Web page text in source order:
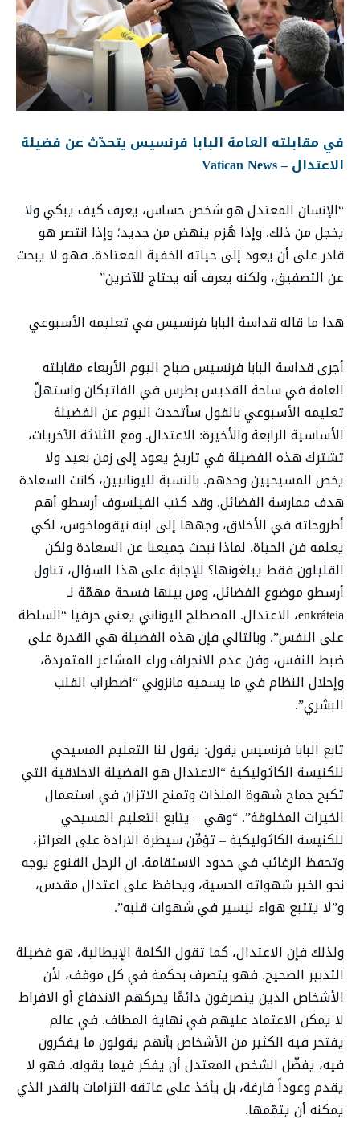
في مقابلته العامة البابا فرنسيس يتحدّث عن فضيلة
الاعتدال – Vatican News
“الإنسان المعتدل هو شخص حساس، يعرف كيف يبكي ولا
يخجل من ذلك. وإذا هُزم ينهض من جديد؛ وإذا انتصر هو
قادر على أن يعود إلى حياته الخفية المعتادة. فهو لا يبحث
عن التصفيق، ولكنه يعرف أنه يحتاج للآخرين”
هذا ما قاله قداسة البابا فرنسيس في تعليمه الأسبوعي
أجرى قداسة البابا فرنسيس صباح اليوم الأربعاء مقابلته
العامة في ساحة القديس بطرس في الفاتيكان واستهلّ
تعليمه الأسبوعي بالقول سأتحدث اليوم عن الفضيلة
الأساسية الرابعة والأخيرة: الاعتدال. ومع الثلاثة الآخريات،
تشترك هذه الفضيلة في تاريخ يعود إلى زمن بعيد ولا
يخص المسيحيين وحدهم. بالنسبة لليونانيين، كانت السعادة
هدف ممارسة الفضائل. وقد كتب الفيلسوف أرسطو أهم
أطروحاته في الأخلاق، وجهها إلى ابنه نيقوماخوس، لكي
يعلمه فن الحياة. لماذا نبحث جميعنا عن السعادة ولكن
القليلون فقط يبلغونها؟ للإجابة على هذا السؤال، تناول
أرسطو موضوع الفضائل، ومن بينها فسحة مهمّة لـ
enkráteia، الاعتدال. المصطلح اليوناني يعني حرفيا “السلطة
على النفس”. وبالتالي فإن هذه الفضيلة هي القدرة على
ضبط النفس، وفن عدم الانجراف وراء المشاعر المتمردة،
وإحلال النظام في ما يسميه مانزوني “اضطراب القلب
البشري”.
تابع البابا فرنسيس يقول: يقول لنا التعليم المسيحي
للكنيسة الكاثوليكية “الاعتدال هو الفضيلة الاخلاقية التي
تكبح جماح شهوة الملذات وتمنح الاتزان في استعمال
الخيرات المخلوقة”. “وهي – يتابع التعليم المسيحي
للكنيسة الكاثوليكية – تؤمِّن سيطرة الارادة على الغرائز،
وتحفظ الرغائب في حدود الاستقامة. ان الرجل القنوع يوجه
نحو الخير شهواته الحسية، ويحافظ على اعتدال مقدس،
و”لا يتتبع هواء ليسير في شهوات قلبه”.
ولذلك فإن الاعتدال، كما تقول الكلمة الإيطالية، هو فضيلة
التدبير الصحيح. فهو يتصرف بحكمة في كل موقف، لأن
الأشخاص الذين يتصرفون دائمًا يحركهم الاندفاع أو الافراط
لا يمكن الاعتماد عليهم في نهاية المطاف. في عالم
يفتخر فيه الكثير من الأشخاص بأنهم يقولون ما يفكرون
فيه، يفضّل الشخص المعتدل أن يفكر فيما يقوله. فهو لا
يقدم وعوداً فارغة، بل يأخذ على عاتقه التزامات بالقدر الذي
يمكنه أن يتمّمها.